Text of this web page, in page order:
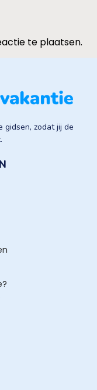
te plaatsen.
gidsen, zodat jij de